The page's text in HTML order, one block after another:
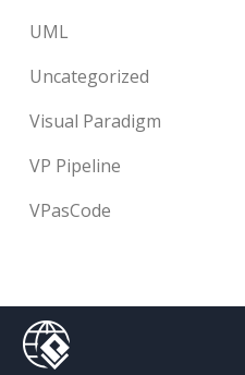
UML
Uncategorized
Visual Paradigm
VP Pipeline
VPasCode